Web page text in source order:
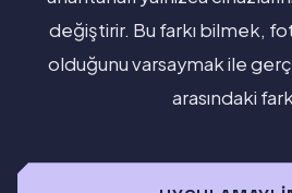
değiştirir. Bu farkı bilmek,
olduğunu varsaymak ile
arasındaki